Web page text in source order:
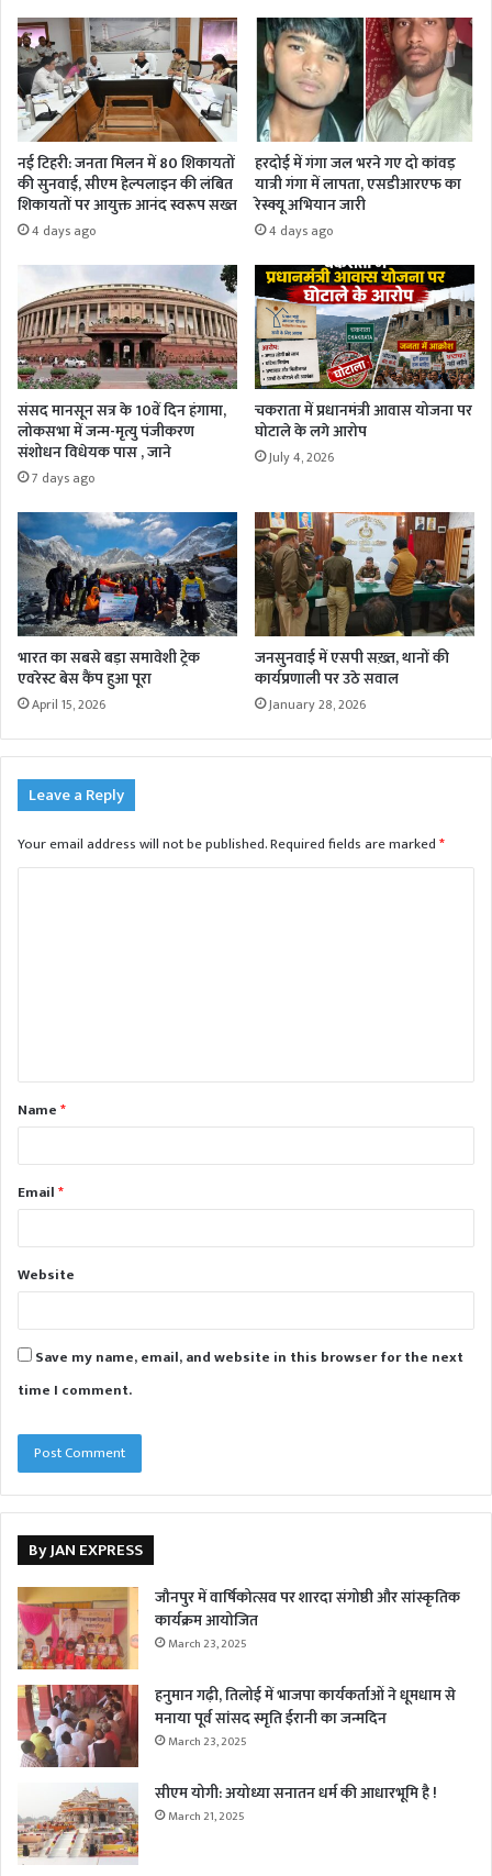
नई टिहरी: जनता मिलन में 80 शिकायतों
की सुनवाई, सीएम हेल्पलाइन की लंबित
शिकायतों पर आयुक्त आनंद स्वरूप सख्त
4 days ago
हरदोई में गंगा जल भरने गए दो कांवड़
यात्री गंगा में लापता, एसडीआरएफ का
रेस्क्यू अभियान जारी
4 days ago
संसद मानसून सत्र के 10वें दिन हंगामा,
लोकसभा में जन्म-मृत्यु पंजीकरण
संशोधन विधेयक पास , जाने
7 days ago
चकराता में प्रधानमंत्री आवास योजना पर
घोटाले के लगे आरोप
July 4, 2026
भारत का सबसे बड़ा समावेशी ट्रेक
एवरेस्ट बेस कैंप हुआ पूरा
April 15, 2026
जनसुनवाई में एसपी सख़्त, थानों की
कार्यप्रणाली पर उठे सवाल
January 28, 2026
Leave a Reply
Your email address will not be published.Required fields are marked*
t
*Name*
Email*
Website
Save my name, email, and website in this browser for the next
time I comment.
By JAN EXPRESS
जौनपुर में वार्षिकोत्सव पर शारदा संगोष्ठी और सांस्कृतिक
कार्यक्रम आयोजित
March 23, 2025
हनुमान गढ़ी, तिलोई में भाजपा कार्यकर्ताओं ने धूमधाम से
मनाया पूर्व सांसद स्मृति ईरानी का जन्मदिन
March 23, 2025
सीएम योगी: अयोध्या सनातन धर्म की आधारभूमि है !
March 21, 2025